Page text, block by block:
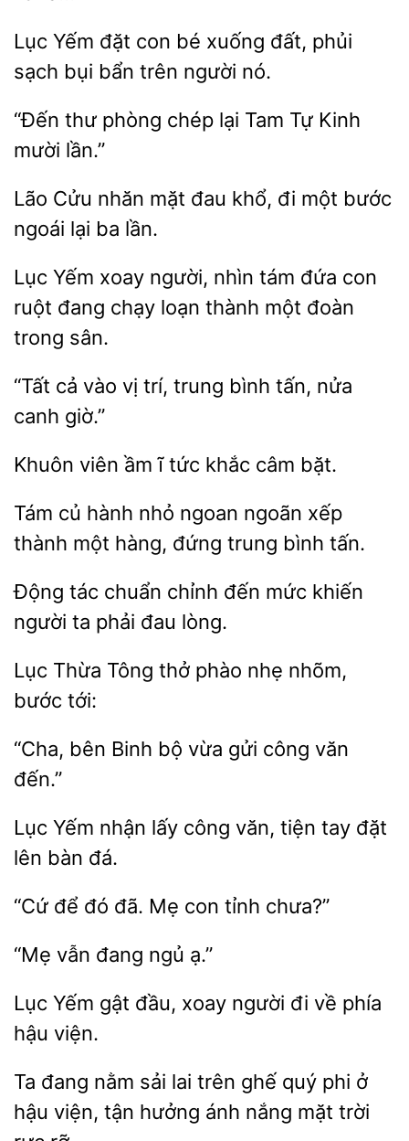
Lục đặt con bé
đất, phủi
bụi bẩn trên người nó.
“Đến phòng chép lại Tam
Kinh
mười
Lão nhăn mặt đau
đi một bước
ngoái lại ba
xoay người, nhìn tám đứa con
đang chạy loạn thành một đoàn
trong sân.
“Tất cả vào trí, trung bình
nửa
canh
viên ầm ĩ tức bặt.
Tám
hành nhỏ ngoan ngoãn xếp
thành
đứng trung bình tấn.
tác chuẩn chỉnh
mức
người ta phải đau lòng.
Lục Thừa Tông thở
nhẹ
tới:
“Cha, bên
gửi công văn
đến.”
Lục
nhận lấy công văn, tiện tay
lên
đá.
để đó Mẹ con chưa?”
“Mẹ ạ.”
Yếm gật đầu, người đi
phía
hậu viện.
Ta đang nằm sải lai
ghế quý phi
hậu viện, tận hưởng ánh nắng mặt trời